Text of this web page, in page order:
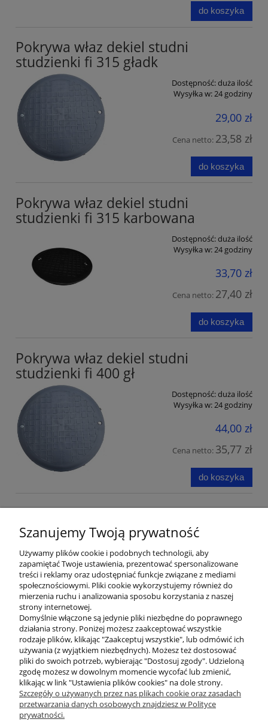
do koszyka
Pokrywa właz dekiel studni
studzienki fi 315 gładk
Dostępność:duża ilość
Wysyłka w:24 godziny
29,00 zł
Cena netto: 23,58 zł
do koszyka
Pokrywa właz dekiel studni
studzienki fi 315 karbowana
Dostępność:duża ilość
Wysyłka w:24 godziny
33,70 zł
Cena netto: 27,40 zł
do koszyka
Pokrywa właz dekiel studni
studzienki fi 400 gł
Dostępność:duża ilość
Wysyłka w:24 godziny
44,00 zł
Cena netto: 35,77 zł
do koszyka
Pokrywa właz dekiel studni
studzienki fi 400 karbo
Dostępność:
Wysyłka w: 24 godziny
34,00 zł
27,64 zł
do koszyka
« 1 2 3 »
Szanujemy Twoją prywatność
Używamy plików cookie i podobnych technologii, aby
zapamiętać Twoje ustawienia, prezentować spersonalizowane
treści i reklamy oraz udostępniać funkcje związane z mediami
społecznościowymi. Pliki cookie wykorzystujemy również do
mierzenia ruchu i analizowania sposobu korzystania z naszej
strony internetowej.
Domyślnie włączone są jedynie pliki niezbędne do poprawnego
działania strony. Poniżej możesz zaakceptować wszystkie
rodzaje plików, klikając "Zaakceptuj wszystkie", lub odmówić ich
używania (z wyjątkiem niezbędnych). Możesz też dostosować
pliki do swoich potrzeb, wybierając "Dostosuj zgody". Udzieloną
zgodę możesz w dowolnym momencie wycofać lub zmienić,
klikając w link "Ustawienia plików cookies" na dole strony.
Szczegóły o używanych przez nas plikach cookie oraz zasadach
przetwarzania danych osobowych znajdziesz w Polityce
prywatności.